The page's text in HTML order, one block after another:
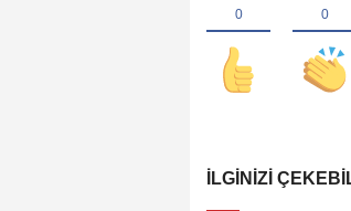
İLGINIZI